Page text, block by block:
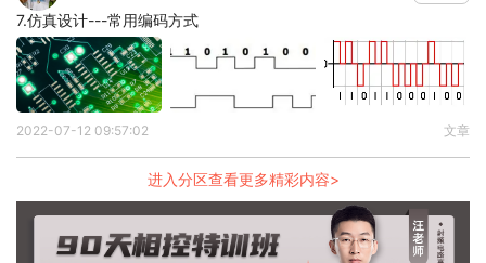
其中，Ys表示呈现在晶体管处的源导纳；
Yopt表示得出最小噪声系数的最佳源导纳；
Fmin表示当Ys=Yopt时获得的晶体管的最小噪声系
RN表示晶体管的等效噪声电阻；
7.仿真设计---常用编码方式
2022-07-12 09:57:02 文章
进入分区查看更多精彩内容>